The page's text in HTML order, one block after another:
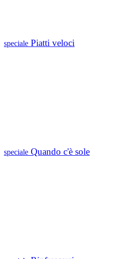
speciale Piatti veloci
speciale Quando c'è sole